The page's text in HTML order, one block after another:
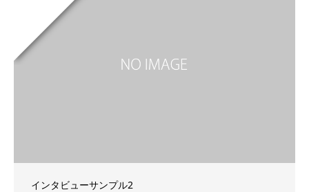
インタビューサンプル2